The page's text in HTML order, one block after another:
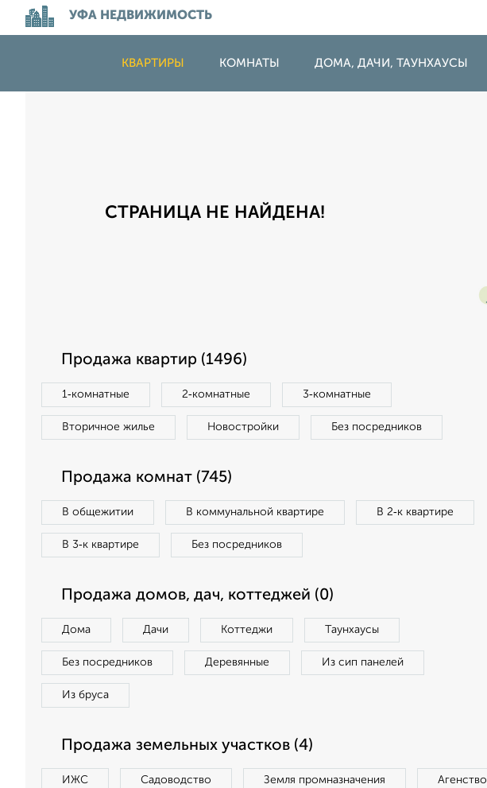
УФА НЕДВИЖИМОСТЬ
КВАРТИРЫ КОМНАТЫ ДОМА, ДАЧИ, ТАУНХАУСЫ
СТРАНИЦА НЕ НАЙДЕНА!
Продажа квартир (1496)
1‑комнатные 2‑комнатные 3‑комнатные
Вторичное жилье Новостройки Без посредников
Продажа комнат (745)
В общежитии В коммунальной квартире В 2‑к квартире
В 3‑к квартире Без посредников
Продажа домов, дач, коттеджей (0)
Дома Дачи Коттеджи Таунхаусы
Без посредников Деревянные Из сип панелей
Из бруса
Продажа земельных участков (4)
ИЖС Садоводство Земля промназначения Агенство